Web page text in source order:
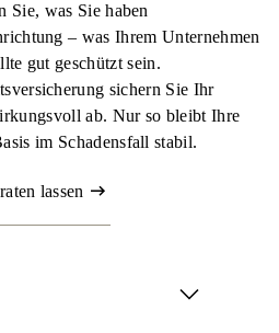
Sie, was Sie haben
– was Ihrem Unternehmen
gut geschützt sein.
sichern Sie Ihr
ab. Nur so bleibt Ihre
im Schadensfall stabil.
lassen